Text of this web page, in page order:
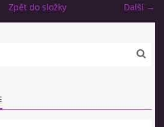
eStránky.cz |RSS
Další →
Zpět do složky